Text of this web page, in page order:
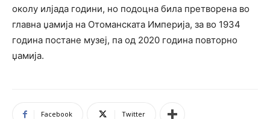
околу илјада години, но подоцна била претворена во
главна џамија на Отоманската Империја, за во 1934
година постане музеј, па од 2020 година повторно
џамија.
Facebook Twitter